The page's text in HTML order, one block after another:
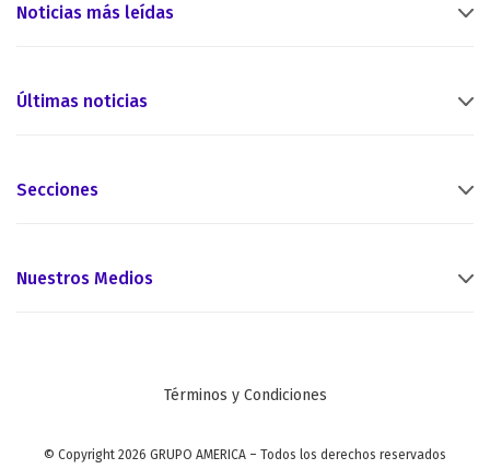
Noticias más leídas
Últimas noticias
Secciones
Nuestros Medios
Términos y Condiciones
© Copyright 2026 GRUPO AMERICA – Todos los derechos reservados